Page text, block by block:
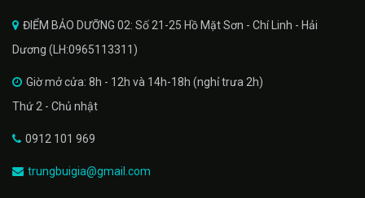
ĐIỂM BẢO DƯỠNG 02: Số 21-25 Hồ Mặt Sơn - Chí Linh - Hải
Dương (LH:0965113311)
Giờ mở cửa: 8h - 12h và 14h-18h (nghỉ trưa 2h)
Thứ 2 - Chủ nhật
0912 101 969
trungbuigia@gmail.com